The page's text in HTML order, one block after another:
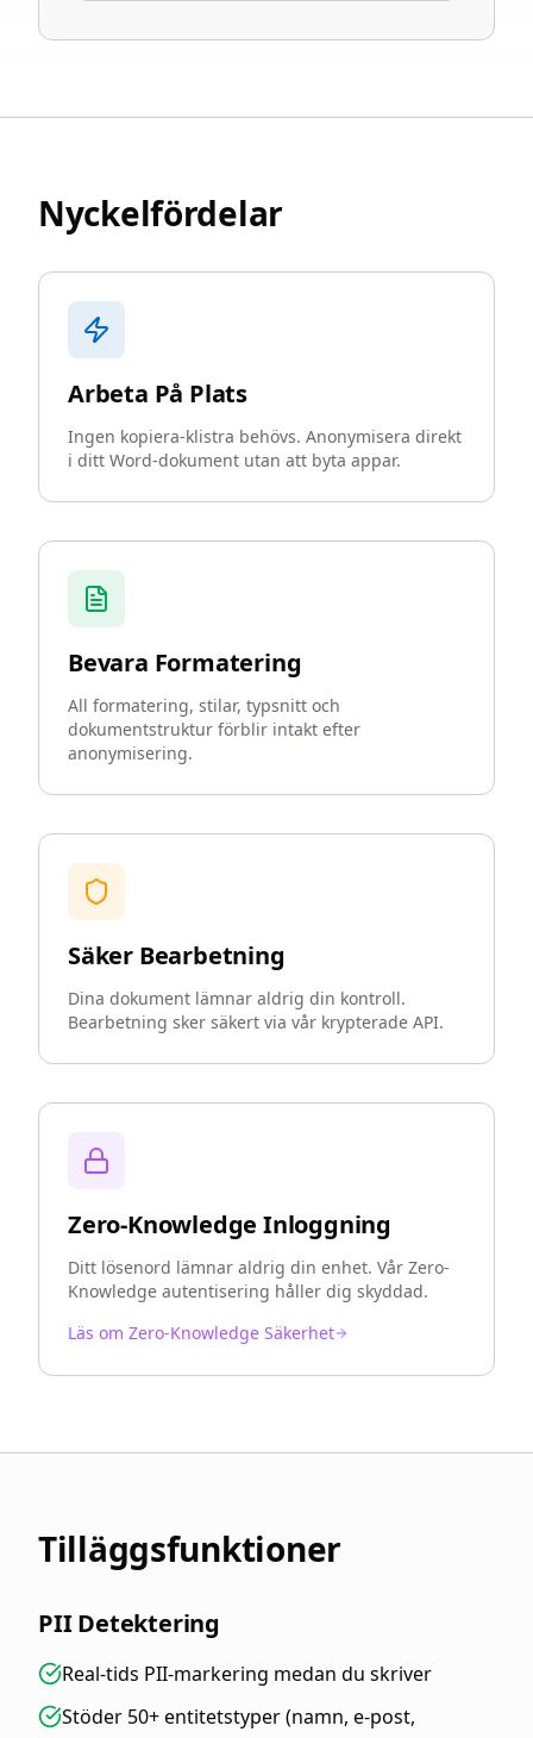
Nyckelfördelar
Arbeta På Plats
Ingen kopiera-klistra behövs. Anonymisera direkt
i ditt Word-dokument utan att byta appar.
Bevara Formatering
All formatering, stilar, typsnitt och
dokumentstruktur förblir intakt efter
anonymisering.
Säker Bearbetning
Dina dokument lämnar aldrig din kontroll.
Bearbetning sker säkert via vår krypterade API.
Zero-Knowledge Inloggning
Ditt lösenord lämnar aldrig din enhet. Vår Zero-
Knowledge autentisering håller dig skyddad.
Läs om Zero-Knowledge Säkerhet
Tilläggsfunktioner
PII Detektering
Real-tids PII-markering medan du skriver
Stöder 50+ entitetstyper (namn, e-post,